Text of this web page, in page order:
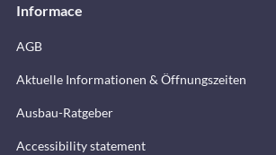
Informace
AGB
Aktuelle Informationen & Öffnungszeiten
Ausbau-Ratgeber
Accessibility statement